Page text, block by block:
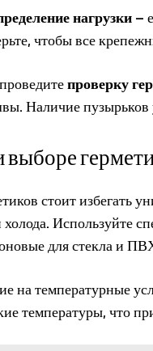
нагрузки–
чтобы все
проверку
Наличие пузырьков
стоит избегать
Используйте
для стекла и
на температурные
температуры, что